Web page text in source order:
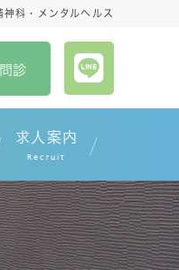
科・メンタルヘルス
診
求人案内
Recruit